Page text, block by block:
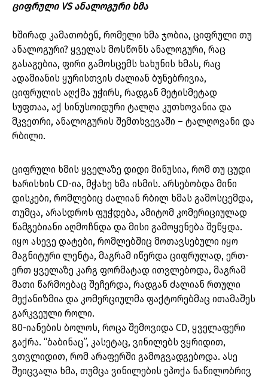
ციფრული VS ანალოგური ხმა
ხშირად კამათობენ, რომელი ხმა ჯობია, ციფრული თუ
ანალოგური? ყველას მოსწონს ანალოგური, რაც
გასაგებია, ფირი გამოსცემს ხახუნის ხმას, რაც
ადამიანის ყურისთვის ძალიან ბუნებრივია,
ციფრულის აღქმა უჭირს, რადგან მეტისმეტად
სუფთაა, აქ სინუსოიდური ტალღა კუთხოვანია და
მკვეთრი, ანალოგურის შემთხვევაში – ტალღოვანი და
რბილი.
ციფრული ხმის ყველაზე დიდი მინუსია, რომ თუ ცუდი
ხარისხის CD-ია, მჭახე ხმა ისმის. არსებობდა მინი
დისკები, რომლებიც ძალიან რბილ ხმას გამოსცემდა,
თუმცა, არასდროს ფუჭდება, ამიტომ კომერიციულად
წამგებიანი აღმოჩნდა და მისი გამოყენება შეწყდა.
იყო ასევე დატები, რომლებშიც მოთავსებული იყო
მაგნიტური ლენტა, მაგრამ იწერდა ციფრულად, ერთ-
ერთ ყველაზე კარგ ფორმატად ითვლებოდა, მაგრამ
მათი წარმოებაც შეჩერდა, რადგან ძალიან რთული
მექანიზმია და კომერციულმა ფაქტორებმაც ითამაშეს
გარკვეული როლი.
80-იანების ბოლოს, როცა შემოვიდა CD, ყველაფერი
გაქრა. “ბაბინაც”, კასეტაც, ვინილებს ვყრიდით,
ვთვლიდით, რომ არაფერში გამოგვადგებოდა. ასე
შეიცვალა ხმა, თუმცა ვინილების ეპოქა ნაწილობრივ